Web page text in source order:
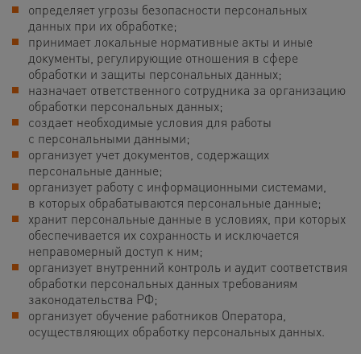
определяет угрозы безопасности персональных
данных при их обработке;
принимает локальные нормативные акты и иные
документы, регулирующие отношения в сфере
обработки и защиты персональных данных;
назначает ответственного сотрудника за организацию
обработки персональных данных;
создает необходимые условия для работы
с персональными данными;
организует учет документов, содержащих
персональные данные;
организует работу с информационными системами,
в которых обрабатываются персональные данные;
хранит персональные данные в условиях, при которых
обеспечивается их сохранность и исключается
неправомерный доступ к ним;
организует внутренний контроль и аудит соответствия
обработки персональных данных требованиям
законодательства РФ;
организует обучение работников Оператора,
осуществляющих обработку персональных данных.